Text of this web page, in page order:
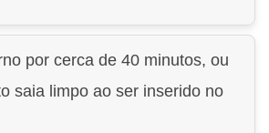
por cerca de 40 minutos, ou
saia limpo ao ser inserido no